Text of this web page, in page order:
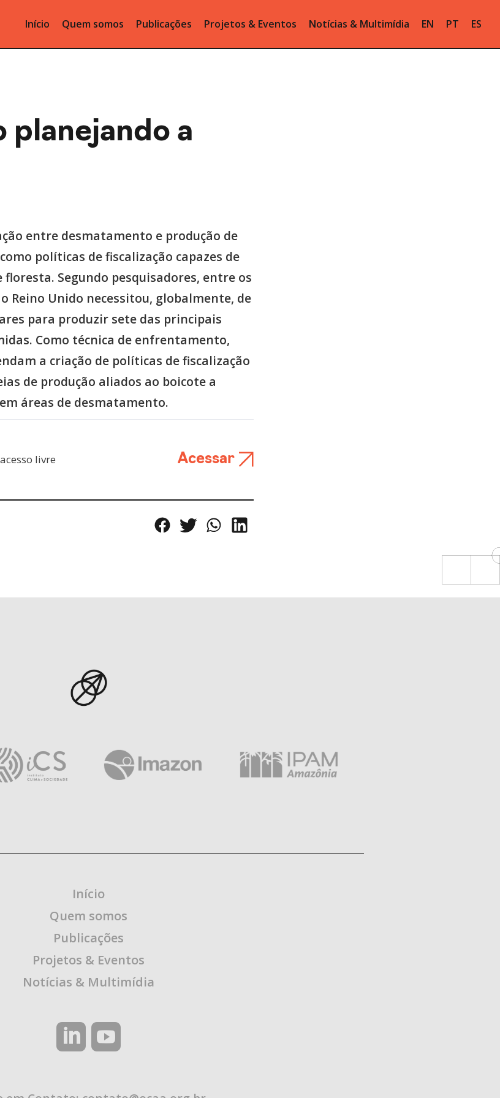
Início Quem somos Publicações Projetos & Eventos Notícias & Multimídia EN PT ES
planejando a
entre desmatamento e produção de
políticas de fiscalização capazes de
Segundo pesquisadores, entre os
o Reino Unido necessitou, globalmente, de
para produzir sete das principais
Como técnica de enfrentamento,
a criação de políticas de fiscalização
de produção aliados ao boicote a
áreas de desmatamento.
livre Acessar
Início
Quem somos
Publicações
Projetos & Eventos
Notícias & Multimídia